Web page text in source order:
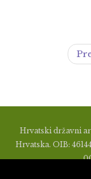
Hrvatski državni
Hrvatska. OIB:
Zabranjeno je